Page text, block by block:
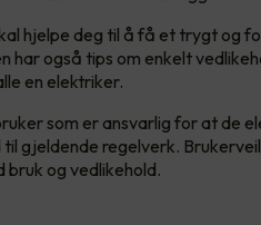
hjelpe deg til å få et trygt og
har også tips om enkelt
en elektriker.
som er ansvarlig for at de
gjeldende regelverk.
bruk og vedlikehold.